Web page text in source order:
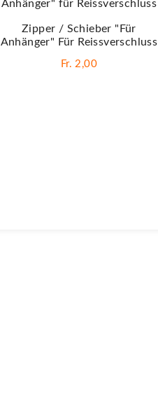
Zipper / Schieber "für
Anhänger" Für Reissverschluss
Fr. 2,00